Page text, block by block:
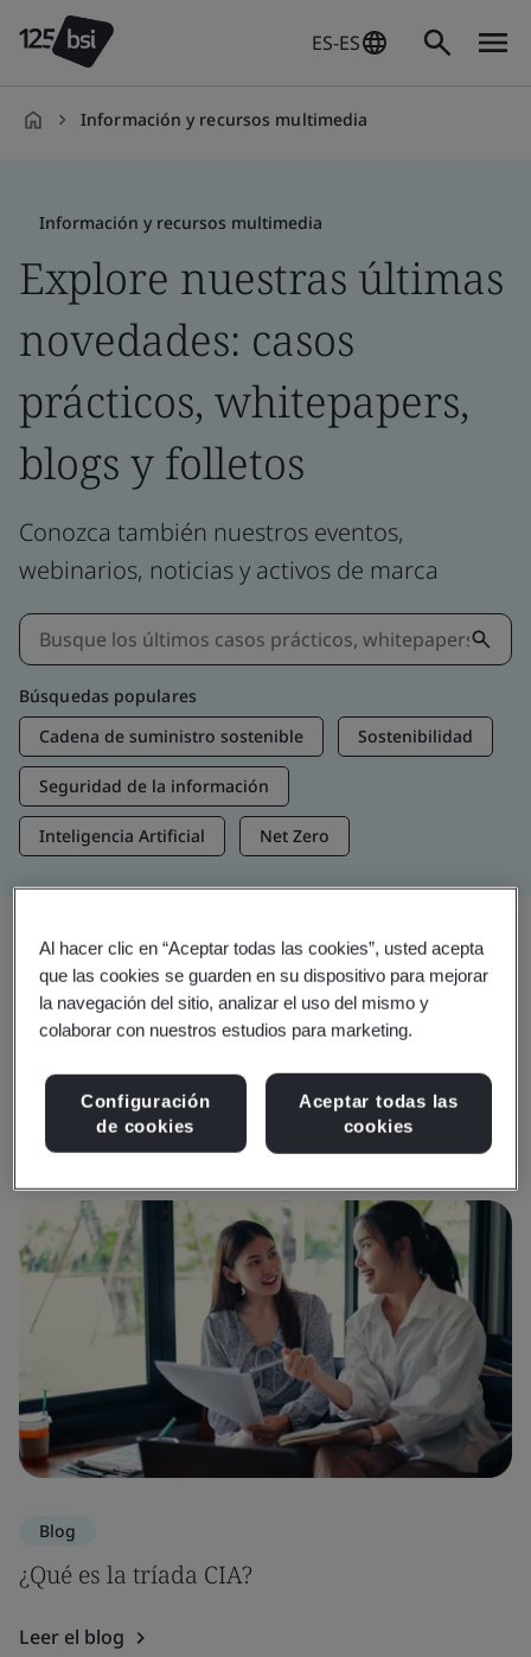
ES-ES
Información y recursos multimedia
Información y recursos multimedia
Explore nuestras últimas
novedades: casos
prácticos, whitepapers,
blogs y folletos
Conozca también nuestros eventos,
webinarios, noticias y activos de marca
Búsquedas populares
Cadena de suministro sostenible
Sostenibilidad
Seguridad de la información
Inteligencia Artificial Net Zero
Recursos multimedia
Contenidos más relevantes
Recursos multimedia
Blog
¿Qué es la tríada CIA?
Leer el blog
Al hacer clic en “Aceptar todas las cookies”, usted acepta
que las cookies se guarden en su dispositivo para mejorar
la navegación del sitio, analizar el uso del mismo y
colaborar con nuestros estudios para marketing.
Configuración
de cookies
Aceptar todas las
cookies